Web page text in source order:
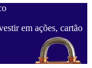
em ações, cartão